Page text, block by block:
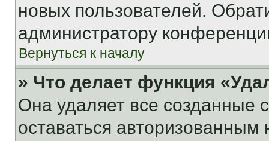
новых пользователей.
администратору
Вернуться к началу
» Что делает функция
Она удаляет все созданные
оставаться